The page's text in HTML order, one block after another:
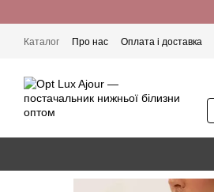
Каталог Про нас Оплата і доставка